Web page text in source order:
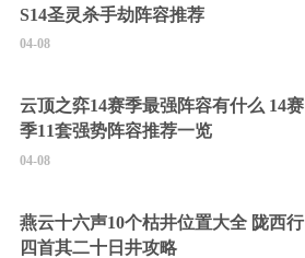
S14圣灵杀手劫阵容推荐
04-08
云顶之弈14赛季最强阵容有什么 14赛
季11套强势阵容推荐一览
04-08
燕云十六声10个枯井位置大全 陇西行
四首其二十日井攻略